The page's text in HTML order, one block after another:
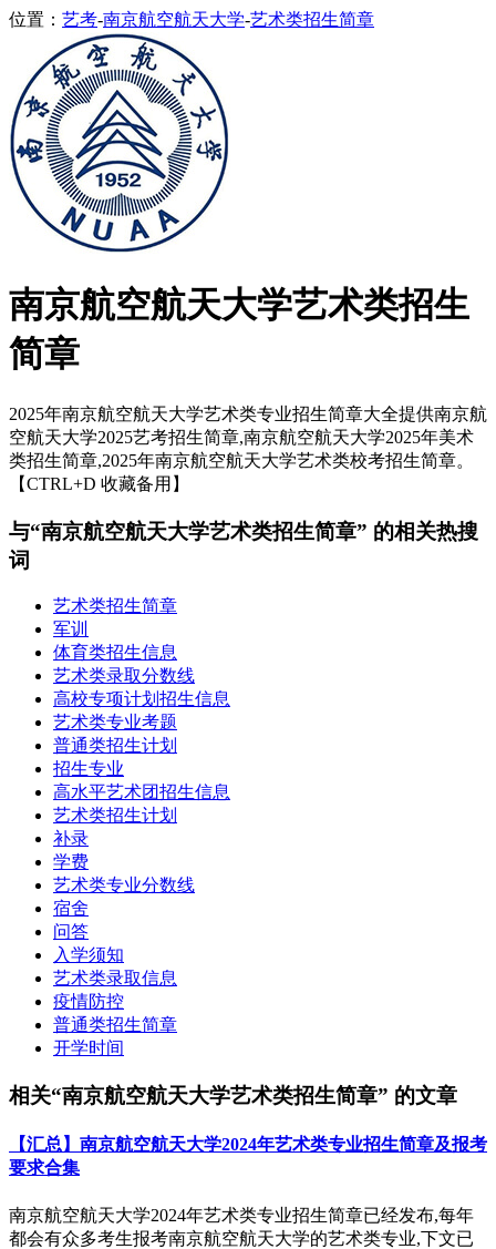
位置： 艺考-南京航空航天大学-艺术类招生简章
南京航空航天大学艺术类招生
简章
2025年南京航空航天大学艺术类专业招生简章大全提供南京航
空航天大学2025艺考招生简章,南京航空航天大学2025年美术
类招生简章,2025年南京航空航天大学艺术类校考招生简章。
【CTRL+D 收藏备用】
与“南京航空航天大学艺术类招生简章” 的相关热搜
词
艺术类招生简章
军训
体育类招生信息
艺术类录取分数线
高校专项计划招生信息
艺术类专业考题
普通类招生计划
招生专业
高水平艺术团招生信息
艺术类招生计划
补录
学费
艺术类专业分数线
宿舍
问答
入学须知
艺术类录取信息
疫情防控
普通类招生简章
开学时间
相关“南京航空航天大学艺术类招生简章” 的文章
【汇总】南京航空航天大学2024年艺术类专业招生简章及报考
要求合集
南京航空航天大学2024年艺术类专业招生简章已经发布,每年
都会有众多考生报考南京航空航天大学的艺术类专业,下文已